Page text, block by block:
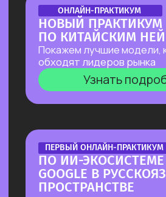
БОЛЬШОЙ ПРАКТИКУМ
ИИ-ВСЕЛЕННАЯ 2026
Большой практикум, в котором
мы собрали лучшие на сегодня ИИ-
инструменты, методы их применения
и связки!
Узнать подробнее
БОЛЬШОЙ ПРАКТИКУМ
ГИГАЧАТ
В прямом эфире покажем всю мощь
самой удобной и широкой
по функционалу российской нейросети!